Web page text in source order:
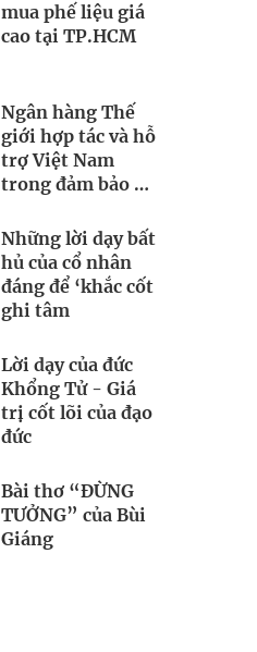
mua phế liệu giá
cao tại TP.HCM
Ngân hàng Thế
giới hợp tác và hỗ
trợ Việt Nam
trong đảm bảo an
Những lời dạy bất
hủ của cổ nhân
đáng để ‘khắc cốt
ghi tâm
Lời dạy của đức
Khổng Tử - Giá
trị cốt lõi của đạo
đức
Bài thơ “ĐỪNG
TƯỞNG” của Bùi
Giáng